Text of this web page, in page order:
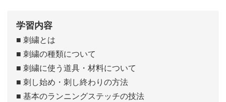
学習内容
■ 刺繍とは
■ 刺繍の種類について
■ 刺繍に使う道具・材料について
■ 刺し始め・刺し終わりの方法
■ 基本のランニングステッチの技法